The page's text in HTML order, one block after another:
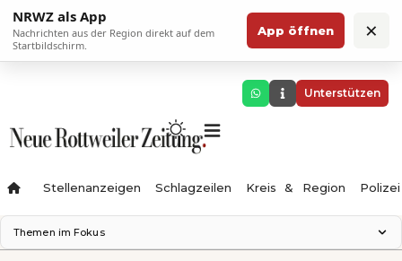
NRWZ als App
Nachrichten aus der Region direkt auf dem
Startbildschirm.
App öffnen ×
Unterstützen
Stellenanzeigen Schlagzeilen Kreis & Region Polizei
Themen im Fokus